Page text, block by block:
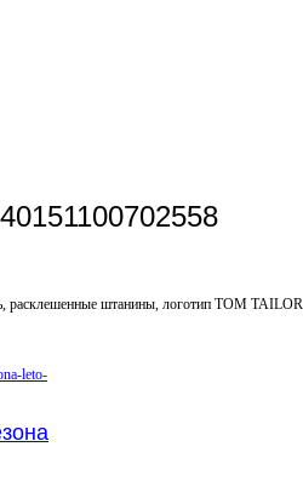
расклешенные штанины, логотип TOM